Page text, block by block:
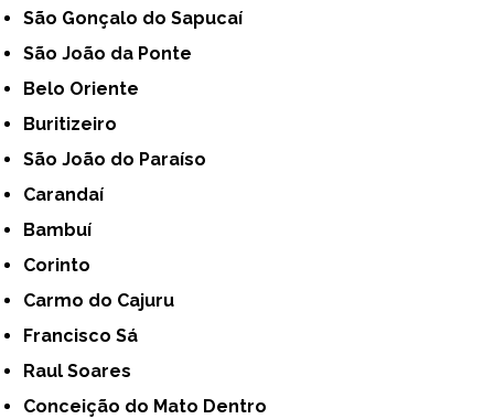
São Gonçalo do Sapucaí
São João da Ponte
Belo Oriente
Buritizeiro
São João do Paraíso
Carandaí
Bambuí
Corinto
Carmo do Cajuru
Francisco Sá
Raul Soares
Conceição do Mato Dentro